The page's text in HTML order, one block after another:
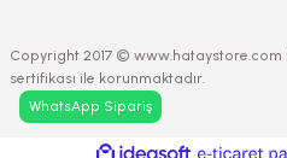
Copyright 2017 © www.hataystore.com
sertifikası ile korunmaktadır.
WhatsApp Sipariş
ideasoft